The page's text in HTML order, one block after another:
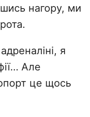
нагору, ми
я
Але
це щось